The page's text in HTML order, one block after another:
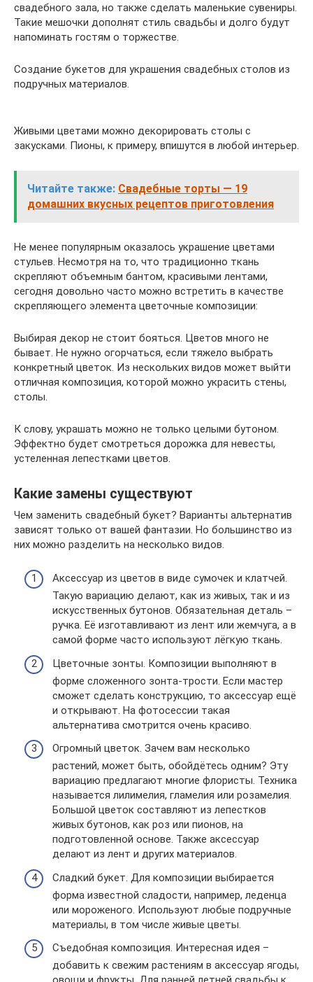
свадебного зала, но также сделать маленькие сувениры.
Такие мешочки дополнят стиль свадьбы и долго будут
напоминать гостям о торжестве.
Создание букетов для украшения свадебных столов из
подручных материалов.
Живыми цветами можно декорировать столы с
закусками. Пионы, к примеру, впишутся в любой интерьер.
Читайте также: Свадебные торты — 19
домашних вкусных рецептов приготовления
Не менее популярным оказалось украшение цветами
стульев. Несмотря на то, что традиционно ткань
скрепляют объемным бантом, красивыми лентами,
сегодня довольно часто можно встретить в качестве
скрепляющего элемента цветочные композиции:
Выбирая декор не стоит бояться. Цветов много не
бывает. Не нужно огорчаться, если тяжело выбрать
конкретный цветок. Из нескольких видов может выйти
отличная композиция, которой можно украсить стены,
столы.
К слову, украшать можно не только целыми бутоном.
Эффектно будет смотреться дорожка для невесты,
устеленная лепестками цветов.
Какие замены существуют
Чем заменить свадебный букет? Варианты альтернатив
зависят только от вашей фантазии. Но большинство из
них можно разделить на несколько видов.
Аксессуар из цветов в виде сумочек и клатчей.
Такую вариацию делают, как из живых, так и из
искусственных бутонов. Обязательная деталь –
ручка. Её изготавливают из лент или жемчуга, а в
самой форме часто используют лёгкую ткань.
Цветочные зонты. Композиции выполняют в
форме сложенного зонта-трости. Если мастер
сможет сделать конструкцию, то аксессуар ещё
и открывают. На фотосессии такая
альтернатива смотрится очень красиво.
Огромный цветок. Зачем вам несколько
растений, может быть, обойдётесь одним? Эту
вариацию предлагают многие флористы. Техника
называется лилимелия, гламелия или розамелия.
Большой цветок составляют из лепестков
живых бутонов, как роз или пионов, на
подготовленной основе. Также аксессуар
делают из лент и других материалов.
Сладкий букет. Для композиции выбирается
форма известной сладости, например, леденца
или мороженого. Используют любые подручные
материалы, в том числе живые цветы.
Съедобная композиция. Интересная идея –
добавить к свежим растениям в аксессуар ягоды,